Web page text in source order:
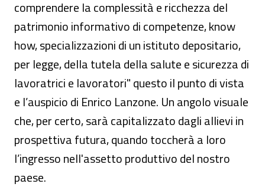
comprendere la complessità e ricchezza del
patrimonio informativo di competenze, know
how, specializzazioni di un istituto depositario,
per legge, della tutela della salute e sicurezza di
lavoratrici e lavoratori" questo il punto di vista
e l’auspicio di Enrico Lanzone. Un angolo visuale
che, per certo, sarà capitalizzato dagli allievi in
prospettiva futura, quando toccherà a loro
l’ingresso nell'assetto produttivo del nostro
paese.